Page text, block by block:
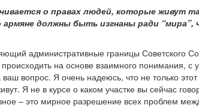
о правах людей, которые живут
должны быть изгнаны ради “мира”,
административные границы Советского
на основе взаимного понимания, с
вопрос. Я очень надеюсь, что не только этот
Я не в курсе о каком участке вы сейчас
– это мирное разрешение всех проблем